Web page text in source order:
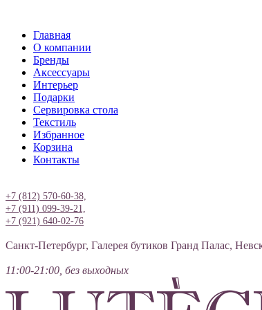
Главная
О компании
Бренды
Аксессуары
Интерьер
Подарки
Сервировка стола
Текстиль
Избранное
Корзина
Контакты
+7 (812) 570-60-38,
+7 (911) 099-39-21,
+7 (921) 640-02-76
Санкт-Петербург, Галерея бутиков Гранд Палас,
11:00-21:00, без выходных